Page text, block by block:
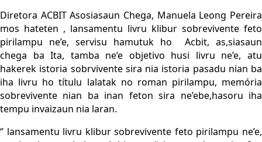
Diretora ACBIT Asosiasaun Chega, Manuela Leong Pereira
mos hateten , lansamentu livru klibur sobrevivente feto
pirilampu ne’e, servisu hamutuk ho Acbit, as,siasaun
chega ba Ita, tamba ne’e objetivo husi livru ne’e, atu
hakerek istoria sobrvivente sira nia istoria pasadu nian ba
iha livru ho títulu lalatak no roman pirilampu, memória
sobrevivente nian ba inan feton sira ne’ebe,hasoru iha
tempu invaizaun nia laran.
‘’ lansamentu livru klibur sobrevivente feto pirilampu ne’e,